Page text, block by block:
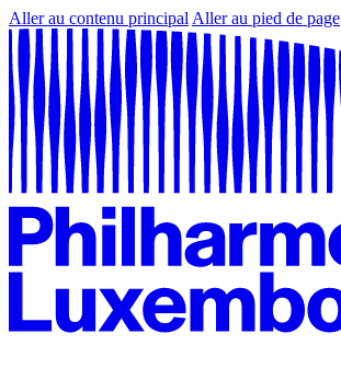
Aller au contenu principal Aller au pied de page